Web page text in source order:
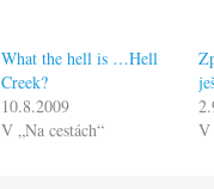
What the hell is …Hell
Creek?
10.8.2009
V „Na cestách“
V